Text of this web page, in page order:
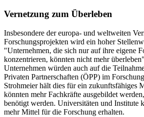
Vernetzung zum Überleben
Insbesondere der europa- und weltweiten
Forschungsprojekten wird ein hoher
"Unternehmen, die sich nur auf ihre eigene
konzentrieren, könnten nicht mehr
Unternehmen würden auch auf die
Privaten Partnerschaften (ÖPP) im
Strohmeier hält dies für ein zukunftsfähiges
könnten mehr Fachkräfte ausgebildet
benötigt werden. Universitäten und Institute
mehr Mittel für die Forschung erhalten.